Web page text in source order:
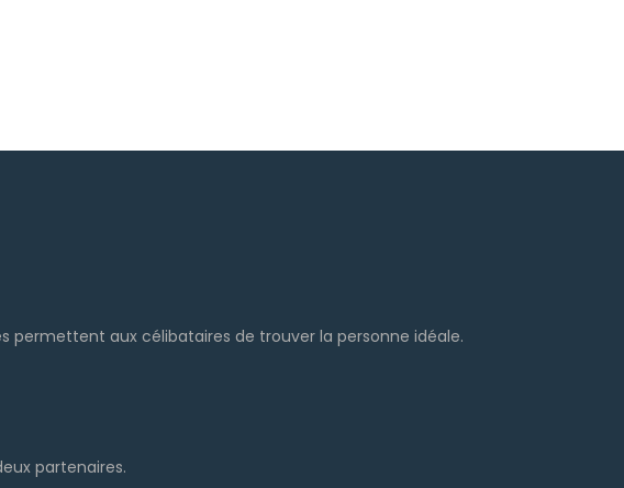
permettent aux célibataires de trouver la personne idéale.
partenaires.